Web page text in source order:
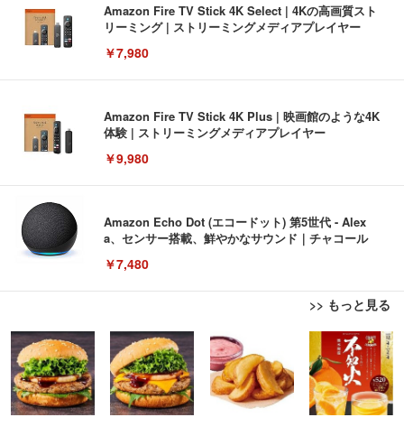
Amazon Fire TV Stick 4K Select | 4Kの高画質スト
リーミング | ストリーミングメディアプレイヤー
￥7,980
Amazon Fire TV Stick 4K Plus | 映画館のような4K
体験 | ストリーミングメディアプレイヤー
￥9,980
Amazon Echo Dot (エコードット) 第5世代 - Alex
a、センサー搭載、鮮やかなサウンド｜チャコール
￥7,480
>> もっと見る
[EdoErgo] オフィスチェア 椅子 テレワーク 疲れな
い 跳ね上げ式アームレスト コンパクト 約105度ロッ
キング pc 事務椅子 360度回転 座面昇降 強化ナイロ
ン樹脂ベース 通気性メッシュ 在宅ワーク H-WY01
(黒網+黒枠+黒足)
￥5,699
EIZO ビジネス向けプレミアムモニター | FlexScan
EV3240X-WT | 31.5型4K UHD・USB Type-C・ホワ
イト
￥105,595
Amazonベーシック ペットシーツ 薄型 レギュラー 1
回使い捨て 無香料 ホワイト 300枚
￥3,373